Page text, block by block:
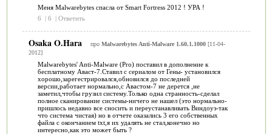
Меня Malwarebytes спасла от Smart Fortress 2012 ! УРА !
6
| 6 | Ответить
Osaka O.Hara про Malwarebytes Anti-Malware 1.60.1.1000[11-04-
2012]
Malwarebytes' Anti-Malware (Pro) поставил в дополнение к
бесплатному Аваст-7.Ставил с сериалом от Гены- установился
хорошо,зарегестрировался,обновился до последней
версии,работает нормально,с Авастом-7 не дерется ,не
заметил,чтобы грузил систему.Только одна странность-сделал
полное сканирование системы-ничего не нашел (это нормально-
пришлось недавно все сносить и переустанавливать Виндоуз-так
что система чистая) но в отчете оказались 3 его собственных
файла с окончанием txt,я их удалять не стал,конечно но
интересно,как это может быть ?